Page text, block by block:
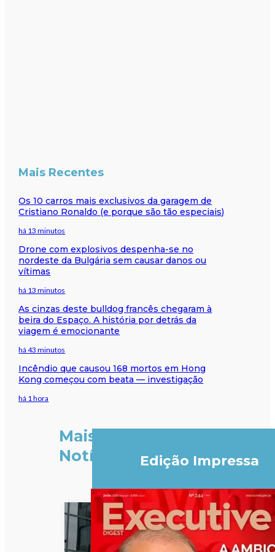
Mais Recentes
Os 10 carros mais exclusivos da garagem de
Cristiano Ronaldo (e porque são tão especiais)
há 13 minutos
Drone com explosivos despenha-se no
nordeste da Bulgária sem causar danos ou
vítimas
há 13 minutos
As cinzas deste bulldog francês chegaram à
beira do Espaço. A história por detrás da
viagem é emocionante
há 43 minutos
Incêndio que causou 168 mortos em Hong
Kong começou com beata — investigação
há 1 hora
Mais
Notícias
Edição Impressa